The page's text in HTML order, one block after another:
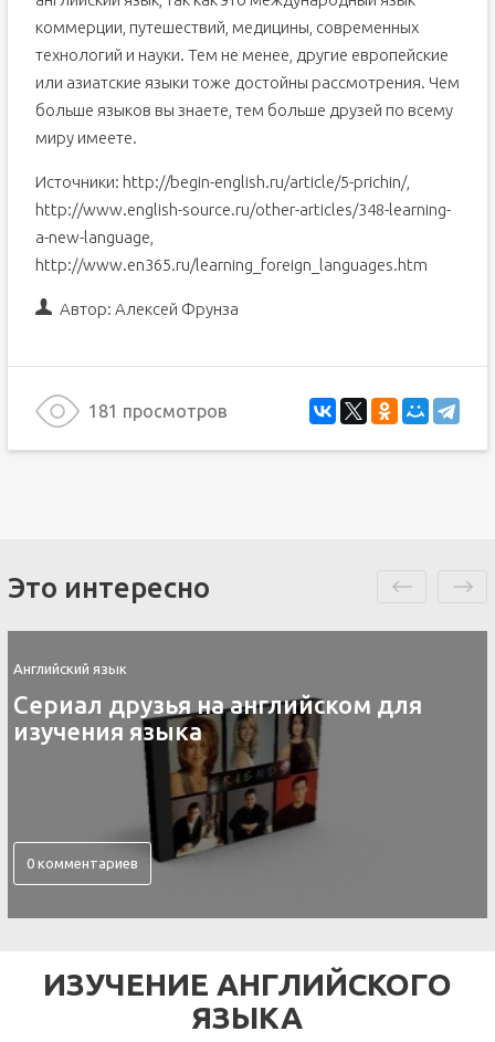
коммерции, путешествий, медицины, современных
технологий и науки. Тем не менее, другие европейские
или азиатские языки тоже достойны рассмотрения. Чем
больше языков вы знаете, тем больше друзей по всему
миру имеете.
Источники: http://begin-english.ru/article/5-prichin/,
http://www.english-source.ru/other-articles/348-learning-
a-new-language,
http://www.en365.ru/learning_foreign_languages.htm
Автор: Алексей Фрунза
181 просмотров
Это интересно
Английский язык
Контакты скайп для изучения
английского языка
0 комментариев
ИЗУЧЕНИЕ АНГЛИЙСКОГО
ЯЗЫКА